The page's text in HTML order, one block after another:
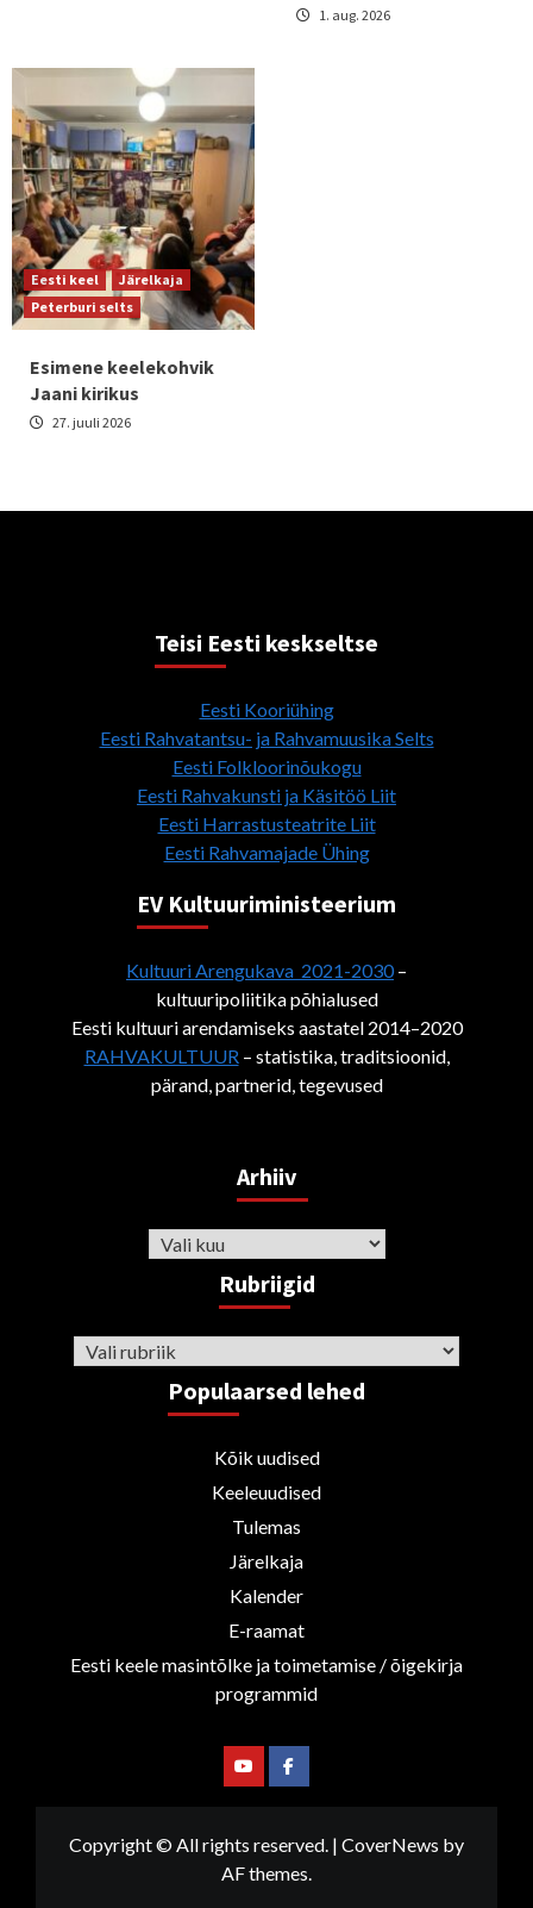
1. aug. 2026
Eesti keel
Järelkaja
Peterburi selts
Esimene keelekohvik
Jaani kirikus
27. juuli 2026
Teisi Eesti keskseltse
Eesti Kooriühing
Eesti Rahvatantsu- ja Rahvamuusika Selts
Eesti Folkloorinõukogu
Eesti Rahvakunsti ja Käsitöö Liit
Eesti Harrastusteatrite Liit
Eesti Rahvamajade Ühing
EV Kultuuriministeerium
Kultuuri Arengukava 2021-2030–
kultuuripoliitika põhialused
Eesti kultuuri arendamiseks aastatel 2014–2020
RAHVAKULTUUR– statistika, traditsioonid,
pärand, partnerid, tegevused
Arhiiv
Arhiiv
Rubriigid
Rubriigid
Populaarsed lehed
Kõik uudised
Keeleuudised
Tulemas
Järelkaja
Kalender
E-raamat
Eesti keele masintõlke ja toimetamise / õigekirja
programmid
YoutubeFacebook
Copyright © All rights reserved. | CoverNews by
AF themes.